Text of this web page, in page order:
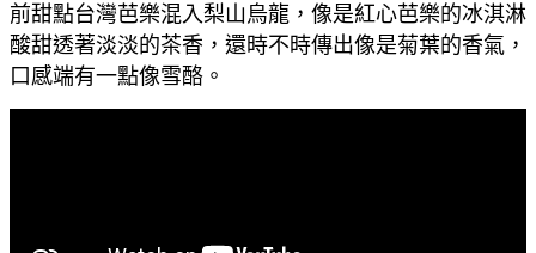
前甜點台灣芭樂混入梨山烏龍，像是紅心芭樂的冰淇淋
酸甜透著淡淡的茶香，還時不時傳出像是菊葉的香氣，
口感端有一點像雪酪。